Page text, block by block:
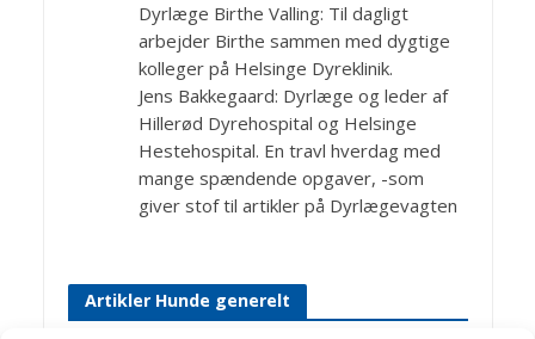
Dyrlæge Birthe Valling: Til dagligt
arbejder Birthe sammen med dygtige
kolleger på Helsinge Dyreklinik.
Jens Bakkegaard: Dyrlæge og leder af
Hillerød Dyrehospital og Helsinge
Hestehospital. En travl hverdag med
mange spændende opgaver, -som
giver stof til artikler på Dyrlægevagten
Artikler Hunde generelt